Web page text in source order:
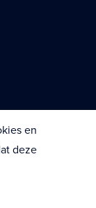
en
deze